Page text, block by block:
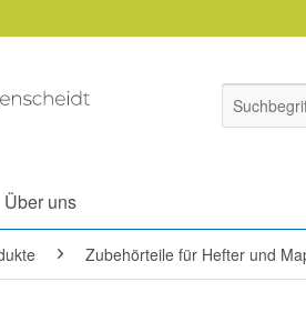
Über uns
Zubehörteile für Hefter und